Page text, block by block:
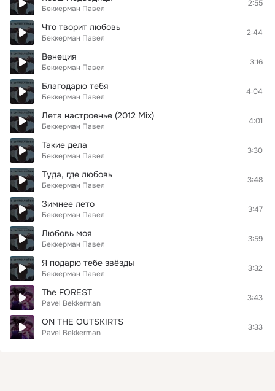
Беккерман Павел
2:55
Что творит любовь
Беккерман Павел
2:44
Венеция
Беккерман Павел
3:16
Благодарю тебя
Беккерман Павел
4:04
Лета настроенье (2012 Mix)
Беккерман Павел
4:01
Такие дела
Беккерман Павел
3:30
Туда, где любовь
Беккерман Павел
3:48
Зимнее лето
Беккерман Павел
3:47
Любовь моя
Беккерман Павел
3:59
Я подарю тебе звёзды
Беккерман Павел
3:32
The FOREST
Pavel Bekkerman
3:43
ON THE OUTSKIRTS
Pavel Bekkerman
3:33